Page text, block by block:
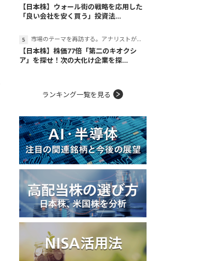
【日本株】ウォール街の戦略を応用した
「良い会社を安く買う」投資法...
市場のテーマを再訪する。アナリストが読み解くテーマの本質
【日本株】株価77倍「第二のキオクシ
ア」を探せ！次の大化け企業を探...
ランキング一覧を見る